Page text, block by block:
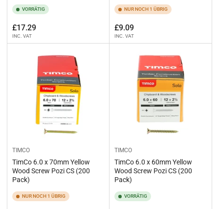
VORRÄTIG
Normaler
Preis
£17.29
INC. VAT
NUR NOCH 1 ÜBRIG
Normaler
Preis
£9.09
INC. VAT
TIMCO
TimCo 6.0 x 70mm Yellow
Wood Screw Pozi CS (200
Pack)
NUR NOCH 1 ÜBRIG
TIMCO
TimCo 6.0 x 60mm Yellow
Wood Screw Pozi CS (200
Pack)
VORRÄTIG